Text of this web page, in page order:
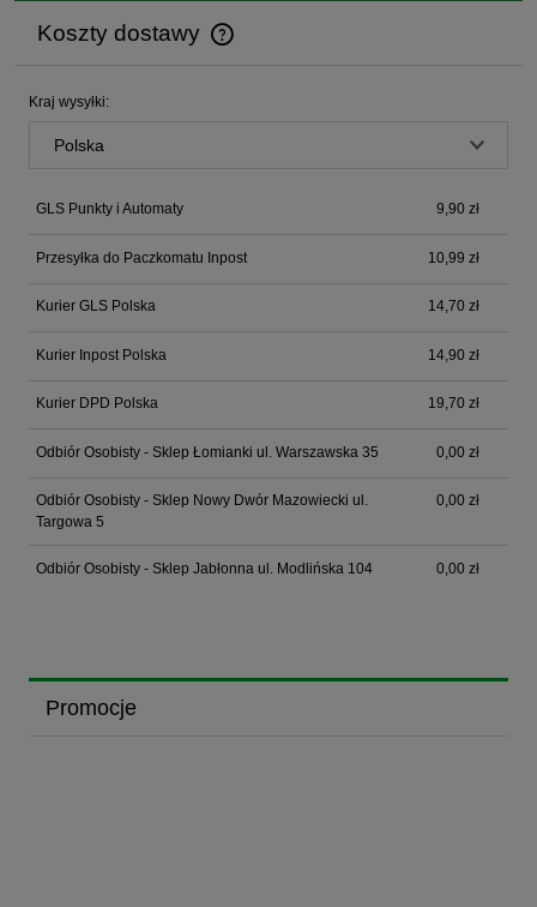
Koszty dostawy
Cena nie zawiera ewentualnych kosztów płatności
Kraj wysyłki:
GLS Punkty i Automaty 9,90 zł
Przesyłka do Paczkomatu Inpost 10,99 zł
Kurier GLS Polska 14,70 zł
Kurier Inpost Polska 14,90 zł
Kurier DPD Polska 19,70 zł
Odbiór Osobisty - Sklep Łomianki ul. Warszawska 35 0,00 zł
Odbiór Osobisty - Sklep Nowy Dwór Mazowiecki ul.
Targowa 5
0,00 zł
Odbiór Osobisty - Sklep Jabłonna ul. Modlińska 104 0,00 zł
Promocje